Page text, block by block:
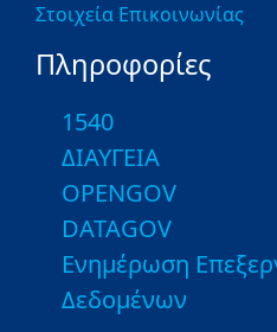
Στοιχεία Επικοινωνίας
Πληροφορίες
1540
ΔΙΑΥΓΕΙΑ
OPENGOV
DATAGOV
Ενημέρωση
Δεδομένων